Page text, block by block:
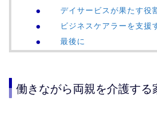
デイサービスが果たす役
ビジネスケアラーを支援
最後に
働きながら両親を介護する